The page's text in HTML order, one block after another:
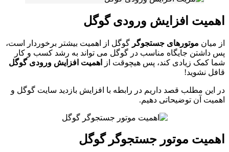
اهمیت افزایش ورودی گوگل
از میان موتورهای جستجوگر گوگل از اهمیت بیشتر برخوردار است،
پس داشتن جایگاه مناسب در گوگل می تواند به رشد کسب و کار
شما کمک زیادی کند، پس هیچوقت از
اهمیت افزایش ورودی گوگل
قافل نشوید!
در این مطلب قصد داریم در رابطه با افزایش بازدید سایت گوگل و
اهمیت آن توضیحاتی دهیم.
اهمیت موتور جستجوگر گوگل